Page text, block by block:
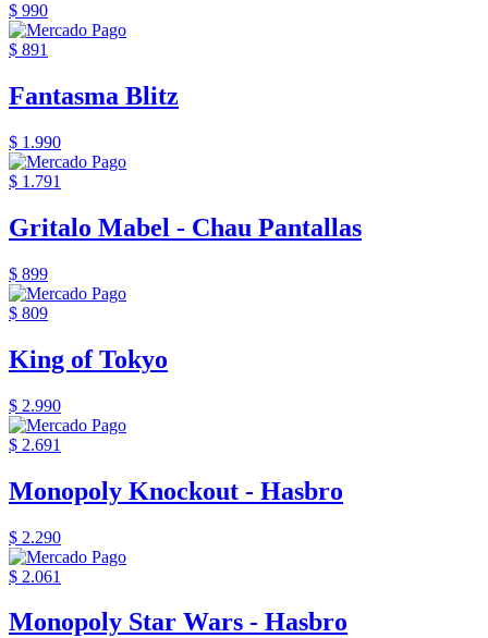
$ 990
$ 891
Fantasma Blitz
$ 1.990
$ 1.791
Gritalo Mabel - Chau Pantallas
$ 899
$ 809
King of Tokyo
$ 2.990
$ 2.691
Monopoly Knockout - Hasbro
$ 2.290
$ 2.061
Monopoly Star Wars - Hasbro